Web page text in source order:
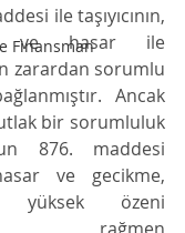
Finansman
ile taşıyıcının,
ve hasar ile
zarardan sorumlu
Ancak
bir sorumluluk
876. maddesi
ve gecikme,
yüksek özeni